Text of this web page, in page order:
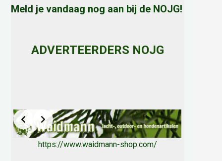
Meld je vandaag nog aan bij de NOJG!
ADVERTEERDERS NOJG
https://www.waidmann-shop.com/